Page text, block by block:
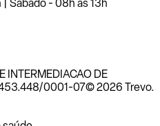
Sábado - 08h às 13h
INTERMEDIACAO DE
0001-07© 2026 Trevo.